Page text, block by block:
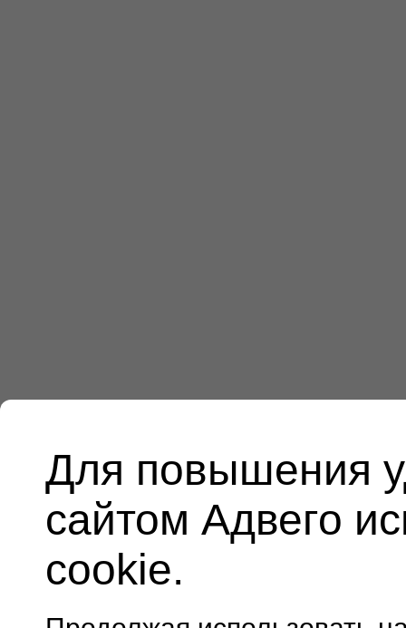
Для повышения
сайтом Адвего
cookie.